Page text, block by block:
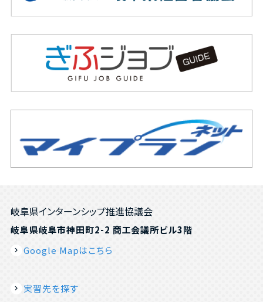
岐阜県インターンシップ推進協議会
岐阜県岐阜市神田町2-2 商工会議所ビル3階
Google Mapはこちら
実習先を探す